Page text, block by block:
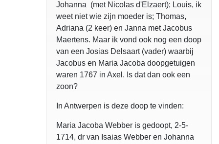
Johanna (met Nicolas d'Elzaert); Louis, ik
weet niet wie zijn moeder is; Thomas,
Adriana (2 keer) en Janna met Jacobus
Maertens. Maar ik vond ook nog een doop
van een Josias Delsaart (vader) waarbij
Jacobus en Maria Jacoba doopgetuigen
waren 1767 in Axel. Is dat dan ook een
zoon?
In Antwerpen is deze doop te vinden:
Maria Jacoba Webber is gedoopt, 2-5-
1714, dr van Isaias Webber en Johanna